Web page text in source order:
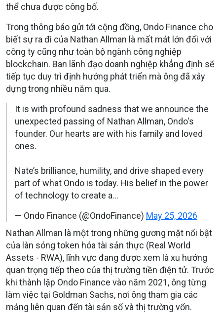
thể chưa được công bố.
Trong thông báo gửi tới cộng đồng, Ondo Finance cho
biết sự ra đi của Nathan Allman là mất mát lớn đối với
công ty cũng như toàn bộ ngành công nghiệp
blockchain. Ban lãnh đạo doanh nghiệp khẳng định sẽ
tiếp tục duy trì định hướng phát triển mà ông đã xây
dựng trong nhiều năm qua.
It is with profound sadness that we announce the
unexpected passing of Nathan Allman, Ondo's
founder. Our hearts are with his family and loved
ones.
Nate’s brilliance, humility, and drive shaped every
part of what Ondo is today. His belief in the power
of technology to create a…
— Ondo Finance (@OndoFinance) May 25, 2026
Nathan Allman là một trong những gương mặt nổi bật
của làn sóng token hóa tài sản thực (Real World
Assets - RWA), lĩnh vực đang được xem là xu hướng
quan trọng tiếp theo của thị trường tiền điện tử. Trước
khi thành lập Ondo Finance vào năm 2021, ông từng
làm việc tại Goldman Sachs, nơi ông tham gia các
mảng liên quan đến tài sản số và thị trường vốn.